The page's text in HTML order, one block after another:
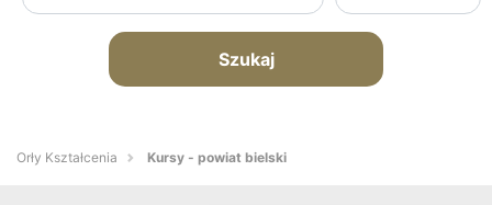
Szukaj
Orły Kształcenia Kursy - powiat bielski